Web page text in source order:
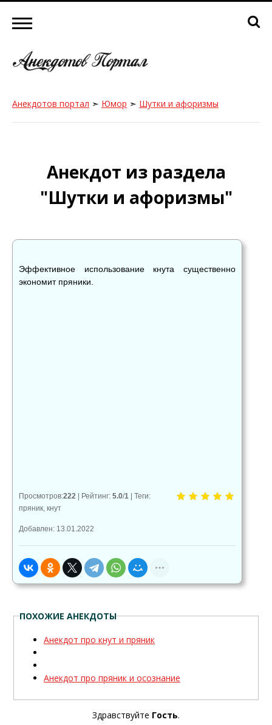
Анекдотов портал ➣ Юмор ➣ Шутки и афоризмы
Анекдот из раздела
"Шутки и афоризмы"
Эффективное использование кнута существенно
экономит пряники.
Просмотров:222 | Рейтинг: 5.0/1 | Теги:
пряник кнут
Добавлен: 13.01.2022
ПОХОЖИЕ АНЕКДОТЫ
Анекдот про кнут и пряник
Анекдот про пряник и осознание
Здравствуйте Гость.